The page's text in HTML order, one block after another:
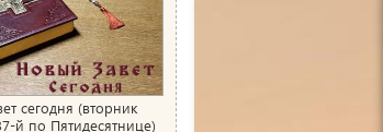
сегодня (вторник
й по Пятидесятнице)